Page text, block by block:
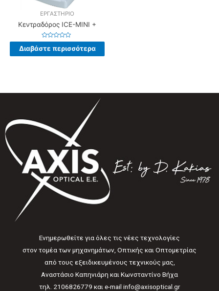
ΕΡΓΑΣΤΗΡΙΟ
Κεντραδόρος ICE-MINI +
Βαθμολογήθηκε
με
Διαβάστε περισσότερα
Ενημερωθείτε για όλες τις νέες τεχνολογίες
στον τομέα των μηχανημάτων, Οπτικής και Οπτομετρίας
από τους εξειδικευμένους τεχνικούς μας,
Αναστάσιο Καπηνιάρη και Κωνσταντίνο Βήχα
τηλ. 2106826779 και e-mail info@axisoptical.gr